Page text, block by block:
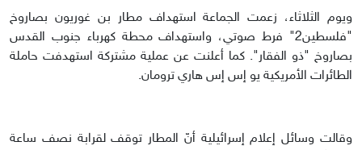
ويوم الثلاثاء، زعمت الجماعة استهداف مطار بن غوريون بصاروخ
"فلسطين2" فرط صوتي، واستهداف محطة كهرباء جنوب القدس
بصاروخ "ذو الفقار". كما أعلنت عن عملية مشتركة استهدفت حاملة
الطائرات الأمريكية يو إس إس هاري ترومان.
وقالت وسائل إعلام إسرائيلية أنّ المطار توقف لقرابة نصف ساعة